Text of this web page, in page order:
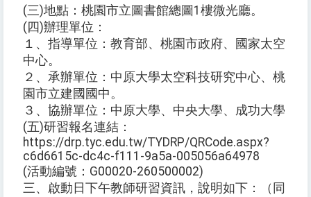
(三)地點：桃園市立圖書館總圖1樓微光廳。
(四)辦理單位：
１、指導單位：教育部、桃園市政府、國家太空
中心。
２、承辦單位：中原大學太空科技研究中心、桃
園市立建國國中。
３、協辦單位：中原大學、中央大學、成功大學
(五)研習報名連結：
https://drp.tyc.edu.tw/TYDRP/QRCode.aspx?
c6d6615c-dc4c-f111-9a5a-005056a64978
(活動編號：G00020-260500002)
三、啟動日下午教師研習資訊，說明如下：（同